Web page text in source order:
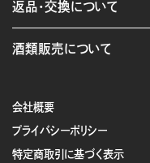
会社概要
プライバシーポリシー
特定商取引に基づく表示
返品・交換について
酒類販売について